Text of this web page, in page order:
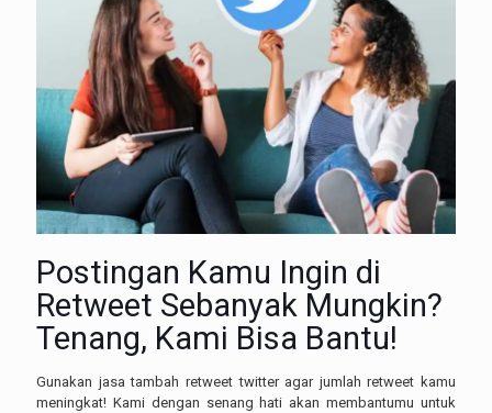
Postingan Kamu Ingin di
Retweet Sebanyak Mungkin?
Tenang, Kami Bisa Bantu!
Gunakan jasa tambah retweet twitter agar jumlah retweet kamu
meningkat! Kami dengan senang hati akan membantumu untuk